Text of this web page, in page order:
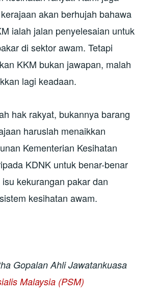
akan berhujah bahawa
ialah jalan penyelesaian untuk
di sektor awam. Tetapi
KKM bukan jawapan, malah
lagi keadaan.
hak rakyat, bukannya barang
haruslah menaikkan
Kementerian Kesihatan
KDNK untuk benar-benar
kekurangan pakar dan
kesihatan awam.
Gopalan Ahli Jawatankuasa
Malaysia (PSM)